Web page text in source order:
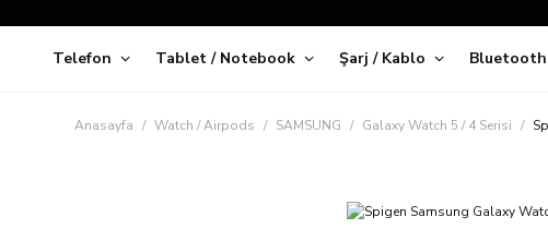
Kapıda
Telefon Tablet / Notebook Şarj / Kablo Bluetooth
Anasayfa Watch / Airpods SAMSUNG Galaxy Watch 5 / 4 Serisi